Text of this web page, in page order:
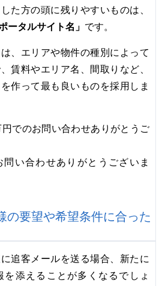
た方の頭に残りやすいものは、
ータルサイト名」 です。
、エリアや物件の種別によって
賃料やエリア名、間取りなど、
作って最も良いものを採用しま
でのお問い合わせありがとうご
問い合わせありがとうございま
要望や希望条件に合った
追客メールを送る場合、新たに
を添えることが多くなるでしょ